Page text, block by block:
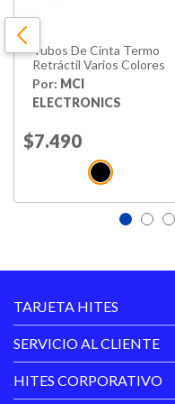
Tubos De Cinta Termo
Retráctil Varios Colores
Por: MCI
ELECTRONICS
Price reduced from
$7.490
TARJETA HITES
SERVICIO AL CLIENTE
HITES CORPORATIVO